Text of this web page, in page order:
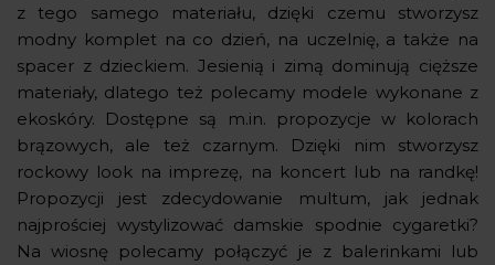
z tego samego materiału, dzięki czemu stworzysz
modny komplet na co dzień, na uczelnię, a także na
spacer z dzieckiem. Jesienią i zimą dominują cięższe
materiały, dlatego też polecamy modele wykonane z
ekoskóry. Dostępne są m.in. propozycje w kolorach
brązowych, ale też czarnym. Dzięki nim stworzysz
rockowy look na imprezę, na koncert lub na randkę!
Propozycji jest zdecydowanie multum, jak jednak
najprościej wystylizować damskie spodnie cygaretki?
Na wiosnę polecamy połączyć je z balerinkami lub